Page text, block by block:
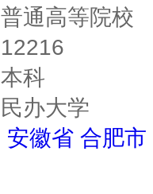
普通高等院校
12216
本科
民办大学
安徽省 合肥市